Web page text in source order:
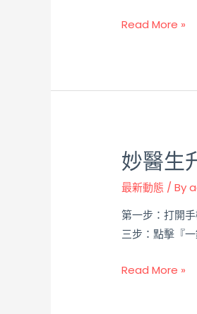
Read More »
妙醫生
最新動態 / By
第一步：打開
三步：點擊『
Read More »